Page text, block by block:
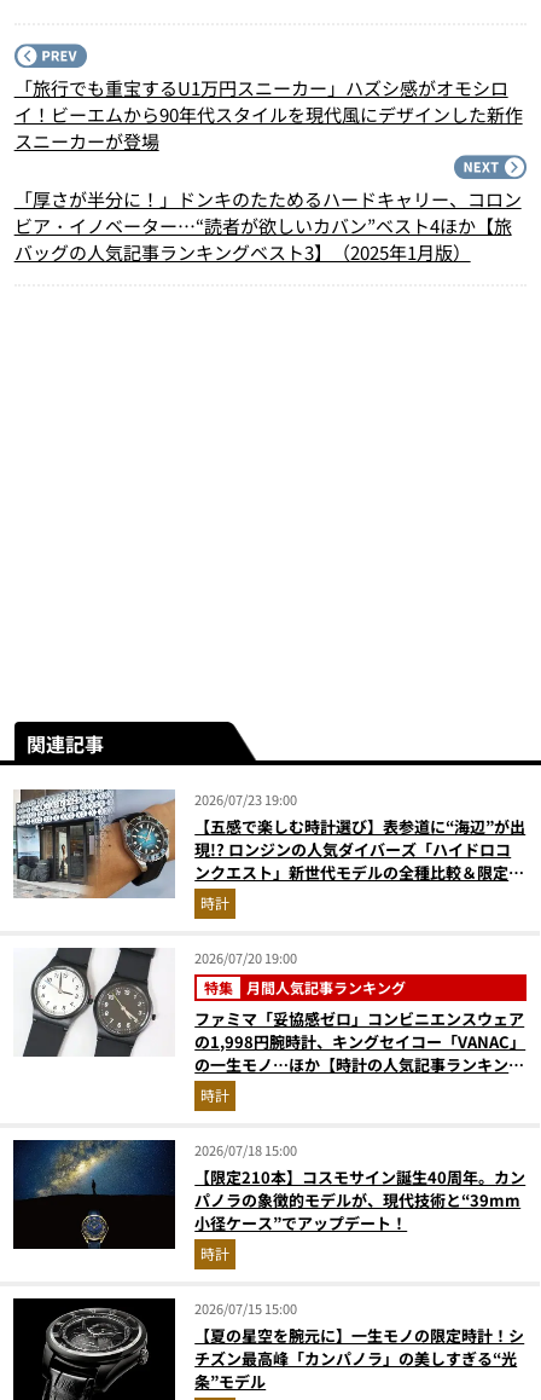
「旅行でも重宝するU1万円スニーカー」ハズシ感がオモシロ
イ！ビーエムから90年代スタイルを現代風にデザインした新作
スニーカーが登場
「厚さが半分に！」ドンキのたためるハードキャリー、コロン
ビア・イノベーター…“読者が欲しいカバン”ベスト4ほか【旅
バッグの人気記事ランキングベスト3】（2025年1月版）
関連記事
2026/07/23 19:00
【五感で楽しむ時計選び】表参道に“海辺”が出
現!? ロンジンの人気ダイバーズ「ハイドロコ
ンクエスト」新世代モデルの全種比較＆限定品
が揃う激アツ空間へ！
時計
2026/07/20 19:00
特集 月間人気記事ランキング
ファミマ「妥協感ゼロ」コンビニエンスウェア
の1,998円腕時計、キングセイコー「VANAC」
の一生モノ…ほか【時計の人気記事ランキング
ベスト3】（2026年6月版）
時計
2026/07/18 15:00
【限定210本】コスモサイン誕生40周年。カン
パノラの象徴的モデルが、現代技術と“39mm
小径ケース”でアップデート！
時計
2026/07/15 15:00
【夏の星空を腕元に】一生モノの限定時計！シ
チズン最高峰「カンパノラ」の美しすぎる“光
条”モデル